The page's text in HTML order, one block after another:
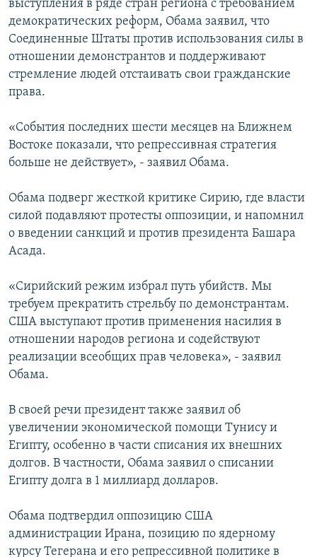
выступления в ряде стран региона с требованием
демократических реформ, Обама заявил, что
Соединенные Штаты против использования силы в
отношении демонстрантов и поддерживают
стремление людей отстаивать свои гражданские
права.
«События последних шести месяцев на Ближнем
Востоке показали, что репрессивная стратегия
больше не действует», - заявил Обама.
Обама подверг жесткой критике Сирию, где власти
силой подавляют протесты оппозиции, и напомнил
о введении санкций и против президента Башара
Асада.
«Сирийский режим избрал путь убийств. Мы
требуем прекратить стрельбу по демонстрантам.
США выступают против применения насилия в
отношении народов региона и содействуют
реализации всеобщих прав человека», - заявил
Обама.
В своей речи президент также заявил об
увеличении экономической помощи Тунису и
Египту, особенно в части списания их внешних
долгов. В частности, Обама заявил о списании
Египту долга в 1 миллиард долларов.
Обама подтвердил оппозицию США
администрации Ирана, позицию по ядерному
курсу Тегерана и его репрессивной политике в